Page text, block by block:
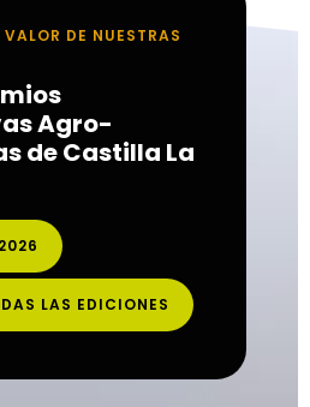
DE NUESTRAS
Agro-
de Castilla La
LAS EDICIONES